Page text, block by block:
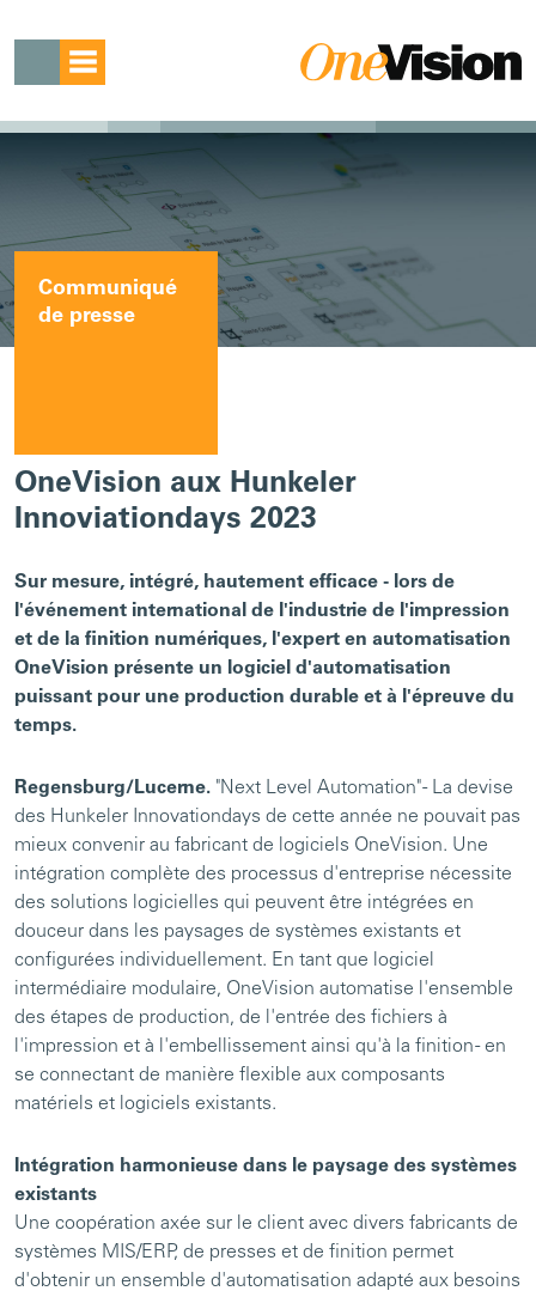
Communiqué
de presse
OneVision aux Hunkeler
Innoviationdays 2023
Sur mesure, intégré, hautement efficace - lors de
l'événement international de l'industrie de l'impression
et de la finition numériques, l'expert en automatisation
OneVision présente un logiciel d'automatisation
puissant pour une production durable et à l'épreuve du
temps.
Regensburg/Lucerne. "Next Level Automation" - La devise
des Hunkeler Innovationdays de cette année ne pouvait pas
mieux convenir au fabricant de logiciels OneVision. Une
intégration complète des processus d'entreprise nécessite
des solutions logicielles qui peuvent être intégrées en
douceur dans les paysages de systèmes existants et
configurées individuellement. En tant que logiciel
intermédiaire modulaire, OneVision automatise l'ensemble
des étapes de production, de l'entrée des fichiers à
l'impression et à l'embellissement ainsi qu'à la finition - en
se connectant de manière flexible aux composants
matériels et logiciels existants.
Intégration harmonieuse dans le paysage des systèmes
existants
Une coopération axée sur le client avec divers fabricants de
systèmes MIS/ERP, de presses et de finition permet
d'obtenir un ensemble d'automatisation adapté aux besoins